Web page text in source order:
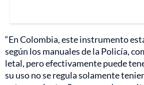
“En Colombia, este instrumento
según los manuales de la Policía,
letal, pero efectivamente puede
su uso no se regula solamente